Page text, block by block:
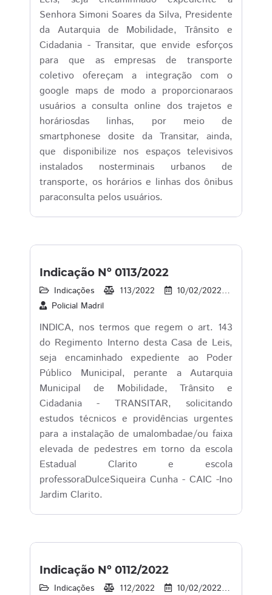
Senhora Simoni Soares da Silva, Presidente
da Autarquia de Mobilidade, Trânsito e
Cidadania - Transitar, que envide esforços
para que as empresas de transporte
coletivo ofereçam a integração com o
google maps de modo a proporcionaraos
usuários a consulta online dos trajetos e
horáriosdas linhas, por meio de
smartphonese dosite da Transitar, ainda,
que disponibilize nos espaços televisivos
instalados nosterminais urbanos de
transporte, os horários e linhas dos ônibus
paraconsulta pelos usuários.
Indicação Nº 0113/2022
Indicações 113/2022 10/02/2022
Policial Madril
INDICA, nos termos que regem o art. 143
do Regimento Interno desta Casa de Leis,
seja encaminhado expediente ao Poder
Público Municipal, perante a Autarquia
Municipal de Mobilidade, Trânsito e
Cidadania - TRANSITAR, solicitando
estudos técnicos e providências urgentes
para a instalação de umalombadae/ou faixa
elevada de pedestres em torno da escola
Estadual Clarito e escola
professoraDulceSiqueira Cunha - CAIC -Ino
Jardim Clarito.
Indicação Nº 0112/2022
Indicações 112/2022 10/02/2022